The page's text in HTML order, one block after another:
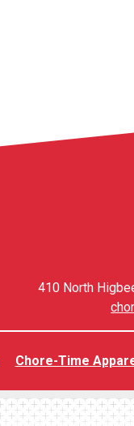
410 North
Chore-Time